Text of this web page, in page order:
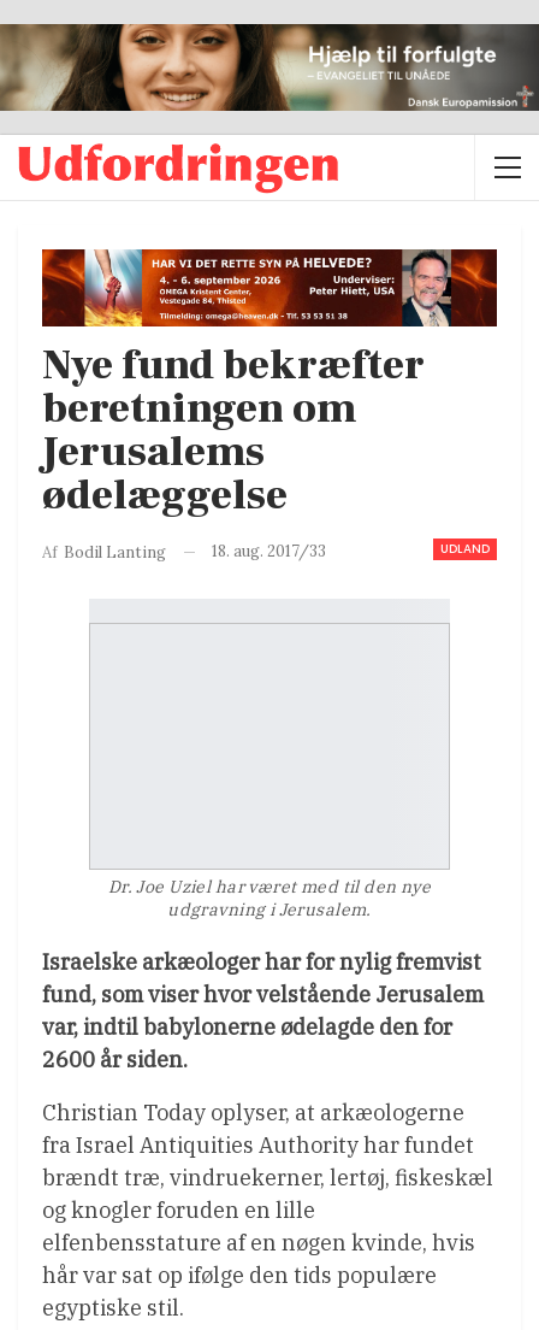
Nye fund bekræfter
beretningen om
Jerusalems
ødelæggelse
UDLAND
Af Bodil Lanting 18. aug. 2017/33
Dr. Joe Uziel har været med til den nye
udgravning i Jerusalem.
Israelske arkæologer har for nylig fremvist
fund, som viser hvor velstående Jerusalem
var, indtil babylonerne ødelagde den for
2600 år siden.
Christian Today oplyser, at arkæologerne
fra Israel Antiquities Authority har fundet
brændt træ, vindruekerner, lertøj, fiskeskæl
og knogler foruden en lille
elfenbensstature af en nøgen kvinde, hvis
hår var sat op ifølge den tids populære
egyptiske stil.